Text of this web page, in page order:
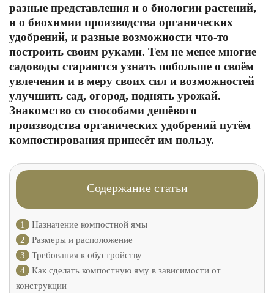
разные представления и о биологии растений,
и о биохимии производства органических
удобрений, и разные возможности что-то
построить своим руками. Тем не менее многие
садоводы стараются узнать побольше о своём
увлечении и в меру своих сил и возможностей
улучшить сад, огород, поднять урожай.
Знакомство со способами дешёвого
производства органических удобрений путём
компостирования принесёт им пользу.
Содержание статьи
1
Назначение компостной ямы
2
Размеры и расположение
3
Требования к обустройству
4
Как сделать компостную яму в зависимости от
конструкции